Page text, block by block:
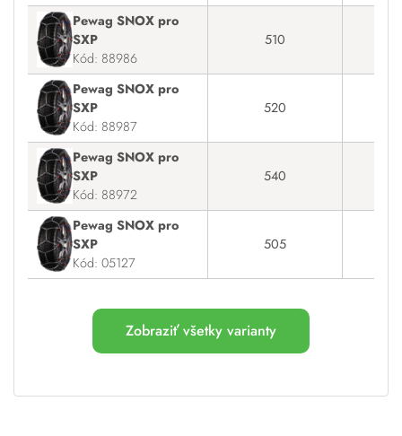
Pewag SNOX pro
SXP
Kód: 88986
510
Pewag SNOX pro
SXP
Kód: 88987
520
Pewag SNOX pro
SXP
Kód: 88972
540
Pewag SNOX pro
SXP
Kód: 05127
505
Zobraziť všetky varianty